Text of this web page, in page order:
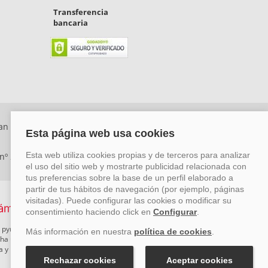
Transferencia
bancaria
Málaga. CP: 29006) Tel: +34 917 815 555 -
29780-2
pymes mediante el impulso de la innovación, el desarrollo
un Plan de Acción durante el año 2026 para reforzar su
Pyme Cibersegura de la Cámara de Comercio de Málaga.